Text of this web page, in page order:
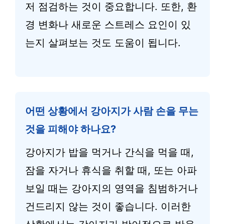
저 점검하는 것이 중요합니다. 또한, 환
경 변화나 새로운 스트레스 요인이 있
는지 살펴보는 것도 도움이 됩니다.
어떤 상황에서 강아지가 사람 손을 무는
것을 피해야 하나요?
강아지가 밥을 먹거나 간식을 먹을 때,
잠을 자거나 휴식을 취할 때, 또는 아파
보일 때는 강아지의 영역을 침범하거나
건드리지 않는 것이 좋습니다. 이러한